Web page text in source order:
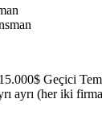
Geçici
ayrı (her iki